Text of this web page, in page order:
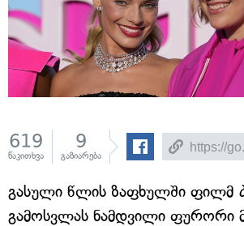
619
წაკითხვა
9
გაზიარება
გასული წლის ზაფხულში ფილმ
გამოსვლას ნამდვილი ფურორი